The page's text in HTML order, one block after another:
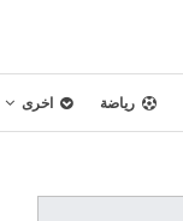
رياضة اخرى